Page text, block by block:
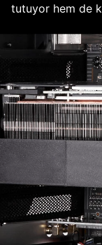
tutuyor hem de